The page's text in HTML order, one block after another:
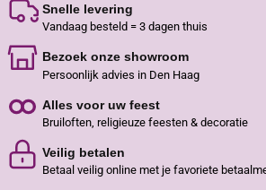
Snelle levering
Vandaag besteld = 3 dagen thuis
Bezoek onze showroom
Persoonlijk advies in Den Haag
Alles voor uw feest
Bruiloften, religieuze feesten & decoratie
Veilig betalen
Betaal veilig online met je favoriete